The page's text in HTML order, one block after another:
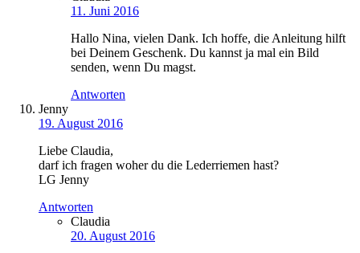
11. Juni 2016
Hallo Nina, vielen Dank. Ich hoffe, die Anleitung hilft
bei Deinem Geschenk. Du kannst ja mal ein Bild
senden, wenn Du magst.
Antworten
Jenny
19. August 2016
Liebe Claudia,
darf ich fragen woher du die Lederriemen hast?
LG Jenny
Antworten
Claudia
20. August 2016